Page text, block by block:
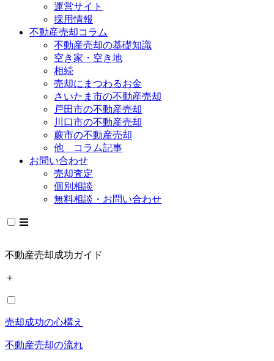
運営サイト
採用情報
不動産売却コラム
不動産売却の基礎知識
空き家・空き地
相続
売却にまつわるお金
さいたま市の不動産売却
戸田市の不動産売却
川口市の不動産売却
蕨市の不動産売却
他 コラム記事
お問い合わせ
売却査定
個別相談
無料相談・お問い合わせ
不動産売却成功ガイド
＋
売却成功の心構え
不動産売却の流れ